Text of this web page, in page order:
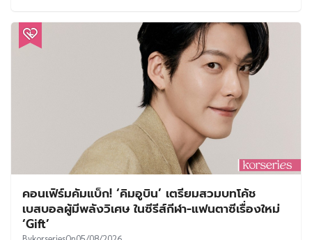
คอนเฟิร์มคัมแบ็ก! ‘คิมอูบิน’ เตรียมสวมบทโค้ช
เบสบอลผู้มีพลังวิเศษ ในซีรีส์กีฬา-แฟนตาซีเรื่องใหม่
‘Gift’